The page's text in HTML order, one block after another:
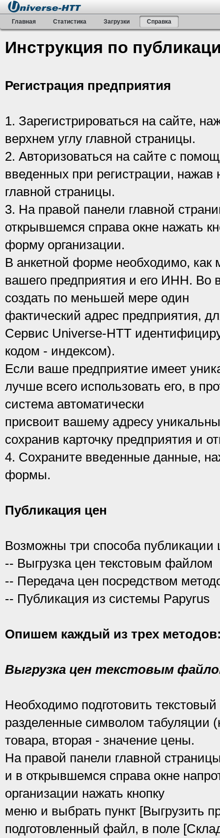
Главная Статистика Загрузки Справка
Инструкция по
Регистрация предприятия
1. Зарегистрироваться на сайте,
верхнем углу главной страницы.
2. Авторизоваться на сайте с
введенных при регистрации, нажав
главной страницы.
3. На правой панели главной
открывшемся справа окне нажать
форму организации.
В анкетной форме необходимо, как
вашего предприятия и его ИНН. Во
создать по меньшей мере один
фактический адрес предприятия,
Сервис Universe-HTT
кодом - индексом).
Если ваше предприятие имеет
лучше всего использовать его, в
система автоматически
присвоит вашему адресу
сохранив карточку предприятия и
4. Сохраните введенные данные,
формы.
Публикация цен
Возможны три способа публикации
-- Выгрузка цен текстовым файлом
-- Передача цен посредством
-- Публикация из системы Papyrus
Опишем каждый из трех
Выгрузка цен текстовым
Необходимо подготовить
разделенные символом табуляции
товара, вторая - значение цены.
На правой панели главной
и в открывшемся справа окне
организации нажать кнопку
меню и выбрать пункт [Выгрузить
подготовленный файл, в поле